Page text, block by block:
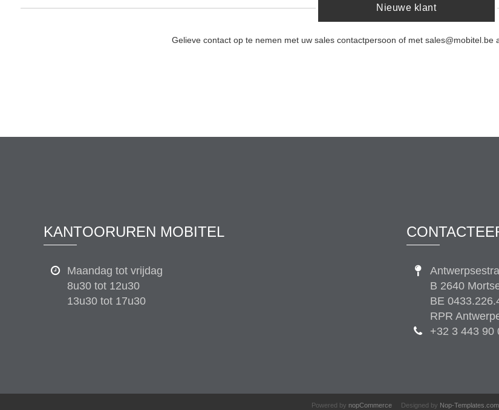
Nieuwe klant
Gelieve contact op te nemen met uw sales contactpersoon of met sales@mobitel.be
KANTOORUREN MOBITEL
Maandag tot vrijdag
8u30 tot 12u30
13u30 tot 17u30
B 2640
BE
RPR
+32 3 443 90
Powered by nopCommerce Designed by Nop-Templates.com